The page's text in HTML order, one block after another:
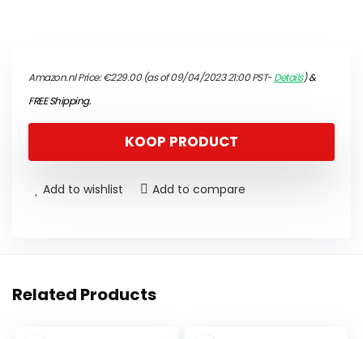
Amazon.nl Price:€229.00(as of 09/04/2023 21:00 PST-Details)&
FREE Shipping.
KOOP PRODUCT
Add to wishlist Add to compare
Related Products